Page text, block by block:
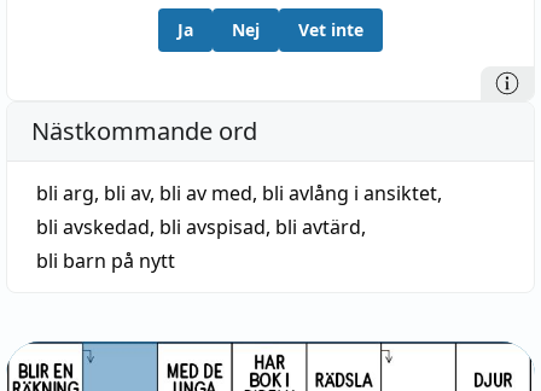
Ja Nej Vet inte
Nästkommande ord
bli arg, bli av, bli av med, bli avlång i ansiktet,
bli avskedad, bli avspisad, bli avtärd,
bli barn på nytt